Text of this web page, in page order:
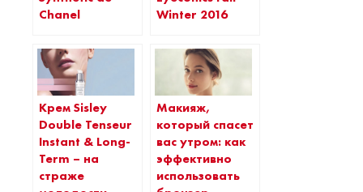
Chanel
Winter 2016
Крем Sisley
Double Tenseur
Instant & Long-
Term – на
страже
Макияж,
который спасет
вас утром: как
эффективно
использовать